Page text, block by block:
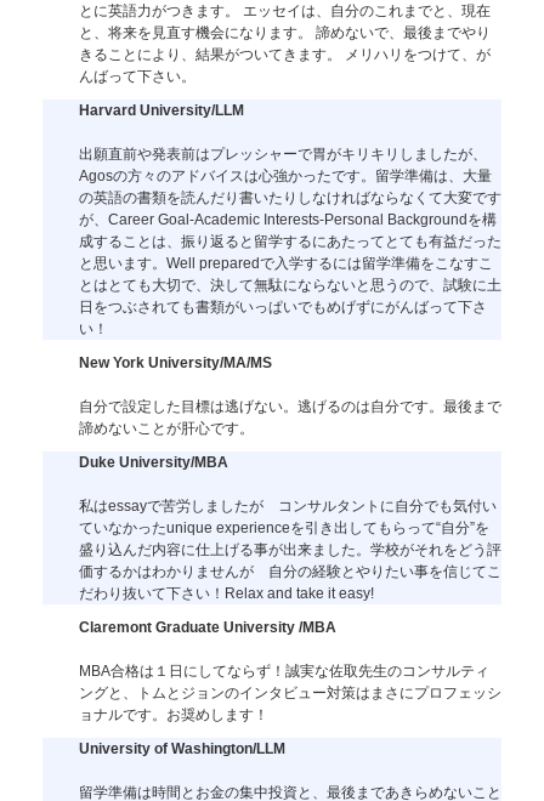
とに英語力がつきます。 エッセイは、自分のこれまでと、現在
と、将来を見直す機会になります。 諦めないで、最後までやり
きることにより、結果がついてきます。 メリハリをつけて、が
んばって下さい。
Harvard University/LLM
出願直前や発表前はプレッシャーで胃がキリキリしましたが、
Agosの方々のアドバイスは心強かったです。留学準備は、大量
の英語の書類を読んだり書いたりしなければならなくて大変です
が、Career Goal-Academic Interests-Personal Backgroundを構
成することは、振り返ると留学するにあたってとても有益だった
と思います。Well preparedで入学するには留学準備をこなすこ
とはとても大切で、決して無駄にならないと思うので、試験に土
日をつぶされても書類がいっぱいでもめげずにがんばって下さ
い！
New York University/MA/MS
自分で設定した目標は逃げない。逃げるのは自分です。最後まで
諦めないことが肝心です。
Duke University/MBA
私はessayで苦労しましたが コンサルタントに自分でも気付い
ていなかったunique experienceを引き出してもらって“自分”を
盛り込んだ内容に仕上げる事が出来ました。学校がそれをどう評
価するかはわかりませんが 自分の経験とやりたい事を信じてこ
だわり抜いて下さい！Relax and take it easy!
Claremont Graduate University /MBA
MBA合格は１日にしてならず！誠実な佐取先生のコンサルティ
ングと、トムとジョンのインタビュー対策はまさにプロフェッシ
ョナルです。お奨めします！
University of Washington/LLM
留学準備は時間とお金の集中投資と、最後まであきらめないこと